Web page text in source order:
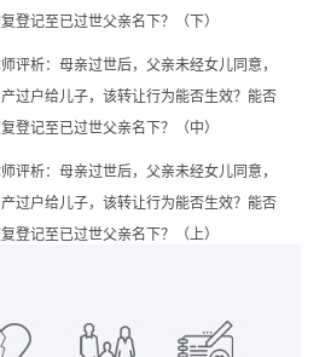
登记至已过世父亲名下？（下）
评析：母亲过世后，父亲未经女儿同意，
过户给儿子，该转让行为能否生效？能否
登记至已过世父亲名下？（中）
评析：母亲过世后，父亲未经女儿同意，
过户给儿子，该转让行为能否生效？能否
登记至已过世父亲名下？（上）